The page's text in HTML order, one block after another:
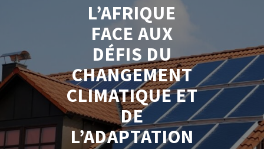
L’AFRIQUE
FACE AUX
DÉFIS DU
CHANGEMENT
CLIMATIQUE ET
DE
L’ADAPTATION